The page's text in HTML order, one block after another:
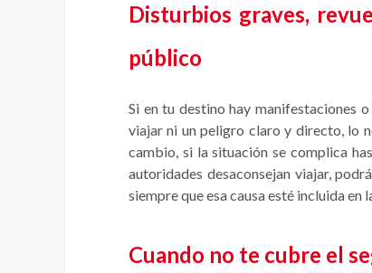
Disturbios graves,
público
Si en tu destino hay manifestaciones
viajar ni un peligro claro y directo, lo
cambio, si la situación se complica
autoridades desaconsejan viajar,
siempre que esa causa esté incluida en
Cuando no te cubre el